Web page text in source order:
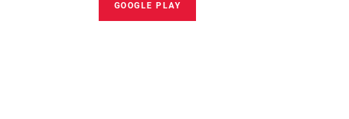
GOOGLE PLAY